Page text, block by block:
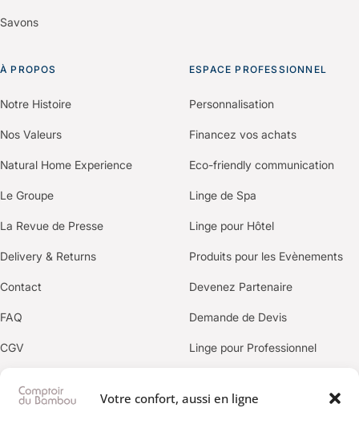
Votre confort, aussi en ligne
Savons
À PROPOS
Notre Histoire
Nos Valeurs
Natural Home Experience
Le Groupe
La Revue de Presse
Delivery & Returns
Contact
FAQ
CGV
Politique de confidentialité
ESPACE PROFESSIONNEL
Personnalisation
Financez vos achats
Eco-friendly communication
Linge de Spa
Linge pour Hôtel
Produits pour les Evènements
Devenez Partenaire
Demande de Devis
Linge pour Professionnel
OUR BRANDS